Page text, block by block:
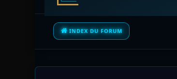
INDEX DU FORUM